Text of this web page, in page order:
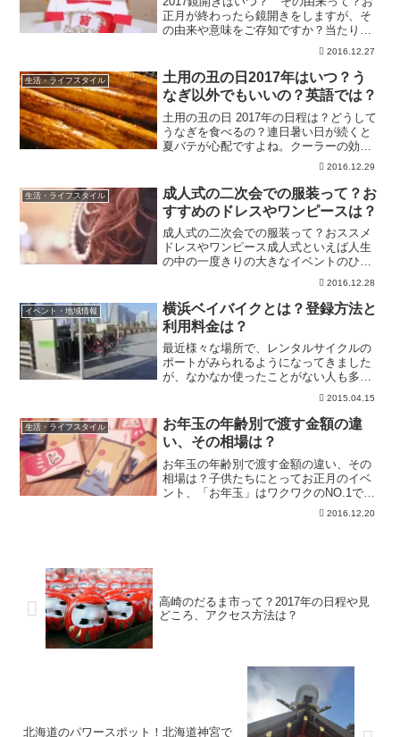
正月が終わったら鏡開きをしますが、そ
の由来や意味をご存知ですか？当たり前
のように毎年鏡開きをしますが、なかな
か具体的な意味って不明ですよ
ね・・・。そこで今回は鏡開きの由来や
時期についてまとめました！是...
2016.12.27
生活・ライフスタイル
土用の丑の日2017年はいつ？う
なぎ以外でもいいの？英語では？
土用の丑の日 2017年の日程は？どうして
うなぎを食べるの？連日暑い日が続くと
夏バテが心配ですよね。クーラーの効い
た部屋から外に移動するなどして、気温
ます。夏バテを乗り切るため、日本に古
くからある風習が｢...
2016.12.29
生活・ライフスタイル
成人式の二次会での服装って？お
すすめのドレスやワンピースは？
成人式の二次会での服装って？おススメ
ドレスやワンピース成人式といえば人生
の中の一度きりの大きなイベントのひと
つですが、やはり久しぶりに会う友達や
どんな振袖を着ていこうかなどを用意す
る時間も楽しみですね。ここではメイン
の振袖ではなく二次会での...
2016.12.28
イベント・地域情報
横浜ベイバイクとは？登録方法と
利用料金は？
最近様々な場所で、レンタルサイクルの
ポートがみられるようになってきました
が、なかなか使ったことがない人も多い
と思うので、今回は「横浜ベイバイク」
の登録方法、利用料金等の詳細を調べて
みました。横浜ベイバイクとは？2014年4
月1日に本格的に始...
2015.04.15
生活・ライフスタイル
お年玉の年齢別で渡す金額の違
い、その相場は？
お年玉の年齢別で渡す金額の違い、その
相場は？子供たちにとってお正月のイベ
ント、「お年玉」はワクワクのNO.1でし
ょう。頂いていたころはとても嬉しく思
っていましたが、渡す立場になると、子
2016.12.20
高崎のだるま市って？2017年の日程や見
どころ、アクセス方法は？
北海道のパワースポット！北海道神宮で